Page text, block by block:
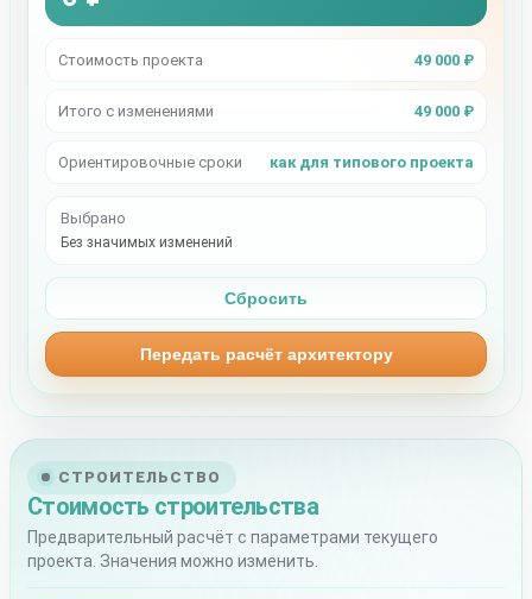
СТРОИТЕЛЬСТВО
Стоимость строительства
Предварительный расчёт с параметрами текущего
проекта. Значения можно изменить.
Стоимость проекта 49 000 ₽
Итого с изменениями 49 000 ₽
Ориентировочные сроки как для типового проекта
Выбрано
Без значимых изменений
Сбросить
Передать расчёт архитектору